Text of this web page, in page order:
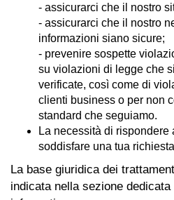
- assicurarci che il nostro
- assicurarci che il nostro
informazioni siano sicure;
- prevenire sospette
su violazioni di legge che
verificate, così come di
clienti business o per non
standard che seguiamo.
La necessità di rispondere
soddisfare una tua
La base giuridica dei
indicata nella sezione